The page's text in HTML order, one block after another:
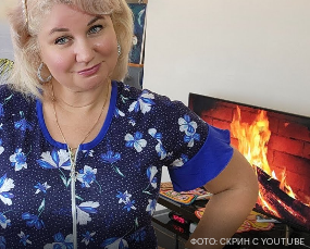
ФОТО: СКРИН С YOUTUBE